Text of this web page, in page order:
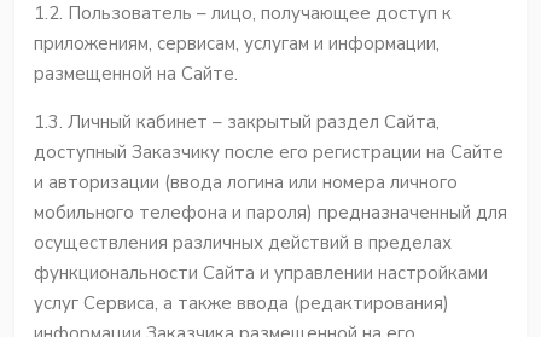
1.2. Пользователь – лицо, получающее доступ к
приложениям, сервисам, услугам и информации,
размещенной на Сайте.
1.3. Личный кабинет – закрытый раздел Сайта,
доступный Заказчику после его регистрации на Сайте
и авторизации (ввода логина или номера личного
мобильного телефона и пароля) предназначенный для
осуществления различных действий в пределах
функциональности Сайта и управлении настройками
услуг Сервиса, а также ввода (редактирования)